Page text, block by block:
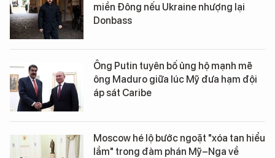
miền Đông nếu Ukraine nhượng lại
Donbass
Ông Putin tuyên bố ủng hộ mạnh mẽ
ông Maduro giữa lúc Mỹ đưa hạm đội
áp sát Caribe
Moscow hé lộ bước ngoặt "xóa tan hiểu
lầm" trong đàm phán Mỹ–Nga về